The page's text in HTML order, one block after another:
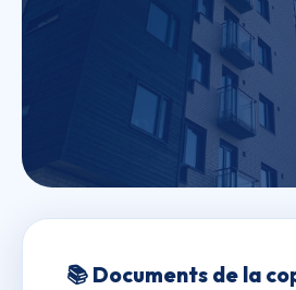
PARK VIEW
📚 Documents de la